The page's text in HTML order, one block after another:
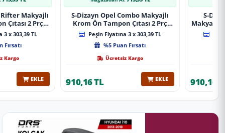
Makyajlı
Çıtası 2 Prç
Kalite
3 x 303,39 TL
Fırsatı
Kargo
EKLE
S-Dizayn Opel Combo Makyajlı
Krom Ön Tampon Çıtası 2 Prç
2023 Üzeri A+ Kalite
Peşin Fiyatına 3 x 303,39 TL
%5 Puan Fırsatı
Ücretsiz Kargo
910,16 TL EKLE
S-
Makyajlı
2 Prç
910,16